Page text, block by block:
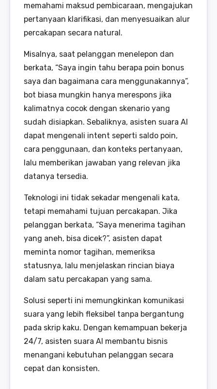
memahami maksud pembicaraan, mengajukan
pertanyaan klarifikasi, dan menyesuaikan alur
percakapan secara natural.
Misalnya, saat pelanggan menelepon dan
berkata, “Saya ingin tahu berapa poin bonus
saya dan bagaimana cara menggunakannya”,
bot biasa mungkin hanya merespons jika
kalimatnya cocok dengan skenario yang
sudah disiapkan. Sebaliknya, asisten suara AI
dapat mengenali intent seperti saldo poin,
cara penggunaan, dan konteks pertanyaan,
lalu memberikan jawaban yang relevan jika
datanya tersedia.
Teknologi ini tidak sekadar mengenali kata,
tetapi memahami tujuan percakapan. Jika
pelanggan berkata, “Saya menerima tagihan
yang aneh, bisa dicek?”, asisten dapat
meminta nomor tagihan, memeriksa
statusnya, lalu menjelaskan rincian biaya
dalam satu percakapan yang sama.
Solusi seperti ini memungkinkan komunikasi
suara yang lebih fleksibel tanpa bergantung
pada skrip kaku. Dengan kemampuan bekerja
24/7, asisten suara AI membantu bisnis
menangani kebutuhan pelanggan secara
cepat dan konsisten.